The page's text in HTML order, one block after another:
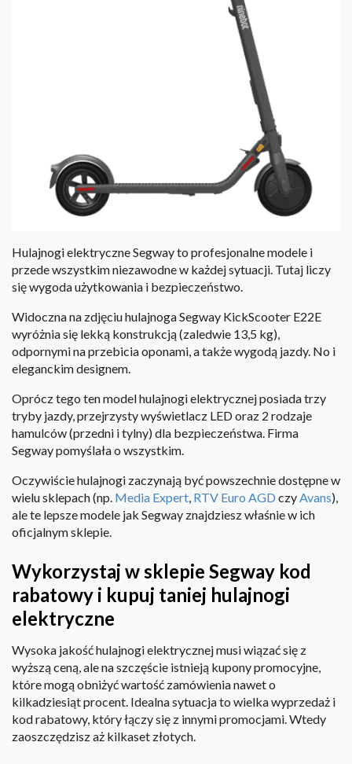
Hulajnogi elektryczne Segway to profesjonalne modele i
przede wszystkim niezawodne w każdej sytuacji. Tutaj liczy
się wygoda użytkowania i bezpieczeństwo.
Widoczna na zdjęciu hulajnoga Segway KickScooter E22E
wyróżnia się lekką konstrukcją (zaledwie 13,5 kg),
odpornymi na przebicia oponami, a także wygodą jazdy. No i
eleganckim designem.
Oprócz tego ten model hulajnogi elektrycznej posiada trzy
tryby jazdy, przejrzysty wyświetlacz LED oraz 2 rodzaje
hamulców (przedni i tylny) dla bezpieczeństwa. Firma
Segway pomyślała o wszystkim.
Oczywiście hulajnogi zaczynają być powszechnie dostępne w
wielu sklepach (np. Media Expert, RTV Euro AGD czyAvans),
ale te lepsze modele jak Segway znajdziesz właśnie w ich
oficjalnym sklepie.
Wykorzystaj w sklepie Segway kod
rabatowy i kupuj taniej hulajnogi
elektryczne
Wysoka jakość hulajnogi elektrycznej musi wiązać się z
wyższą ceną, ale na szczęście istnieją kupony promocyjne,
które mogą obniżyć wartość zamówienia nawet o
kilkadziesiąt procent. Idealna sytuacja to wielka wyprzedaż i
kod rabatowy, który łączy się z innymi promocjami. Wtedy
zaoszczędzisz aż kilkaset złotych.